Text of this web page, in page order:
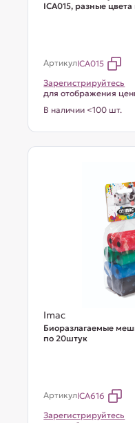
ICA015, разные
АртикулICA015
Зарегистрируйтесь
для отображения
В наличии <100 шт.
Imac
Биоразлагаемые
по 20штук
АртикулICA616
Зарегистрируйтесь